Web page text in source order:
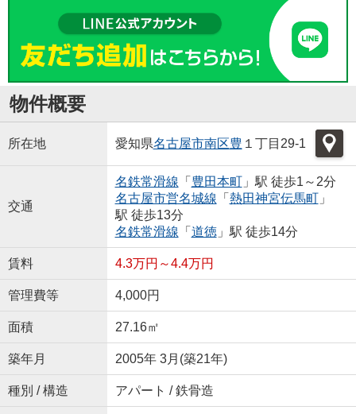
物件概要
所在地 愛知県名古屋市南区豊 １丁目29-1
交通
名鉄常滑線 「 豊田本町」駅 徒歩1～2分
名古屋市営名城線 「 熱田神宮伝馬町」
駅 徒歩13分
名鉄常滑線 「 道徳」駅 徒歩14分
賃料 4.3万円～4.4万円
管理費等 4,000円
面積 27.16㎡
築年月 2005年 3月(築21年)
種別 / 構造 アパート / 鉄骨造